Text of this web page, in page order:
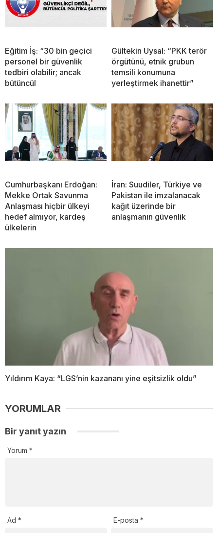
Eğitim İş: “30 bin geçici
personel bir güvenlik
tedbiri olabilir; ancak
bütüncül
Gültekin Uysal: “PKK terör
örgütünü, etnik grubun
temsili konumuna
yerleştirmek ihanettir”
Cumhurbaşkanı Erdoğan:
Mekke Ortak Savunma
Anlaşması hiçbir ülkeyi
hedef almıyor, kardeş
ülkelerin
İran: Suudiler, Türkiye ve
Pakistan ile imzalanacak
kağıt üzerinde bir
anlaşmanın güvenlik
Yıldırım Kaya: “LGS’nin kazananı yine eşitsizlik oldu”
YORUMLAR
Bir yanıt yazın
Yorum *
Ad * E-posta*